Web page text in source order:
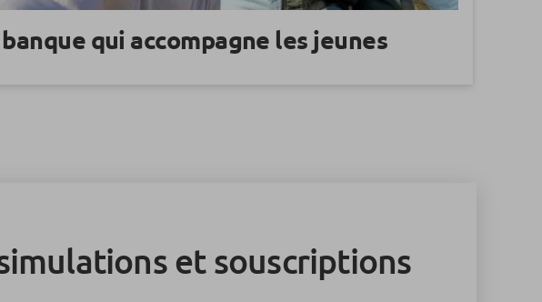
banque qui accompagne les jeunes
et souscriptions